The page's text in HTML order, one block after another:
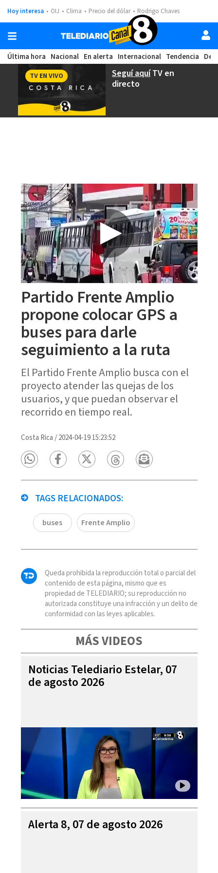
Hoy interesa OIJ Clima Precio del dólar Rodrigo Chaves
Última hora Nacional En alerta Internacional Tendencia
Seguí aquíTV en
directo
TV EN VIVO
Partido Frente Amplio
propone colocar GPS a
buses para darle
seguimiento a la ruta
El Partido Frente Amplio busca con el
proyecto atender las quejas de los
usuarios, y que puedan observar el
recorrido en tiempo real.
Costa Rica /2024-04-19 15:23:52
TAGS RELACIONADOS:
buses Frente Amplio
Queda prohibida la reproducción total o parcial del
contenido de esta página, mismo que es
propiedad de TELEDIARIO; su reproducción no
autorizada constituye una infracción y un delito de
conformidad con las leyes aplicables.
MÁS VIDEOS
Noticias Telediario Estelar, 07
de agosto 2026
Alerta 8, 07 de agosto 2026